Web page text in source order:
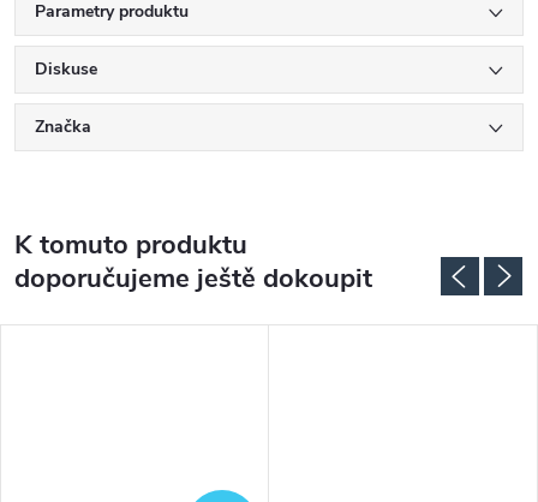
Parametry produktu
Diskuse
Značka
K tomuto produktu
doporučujeme ještě dokoupit